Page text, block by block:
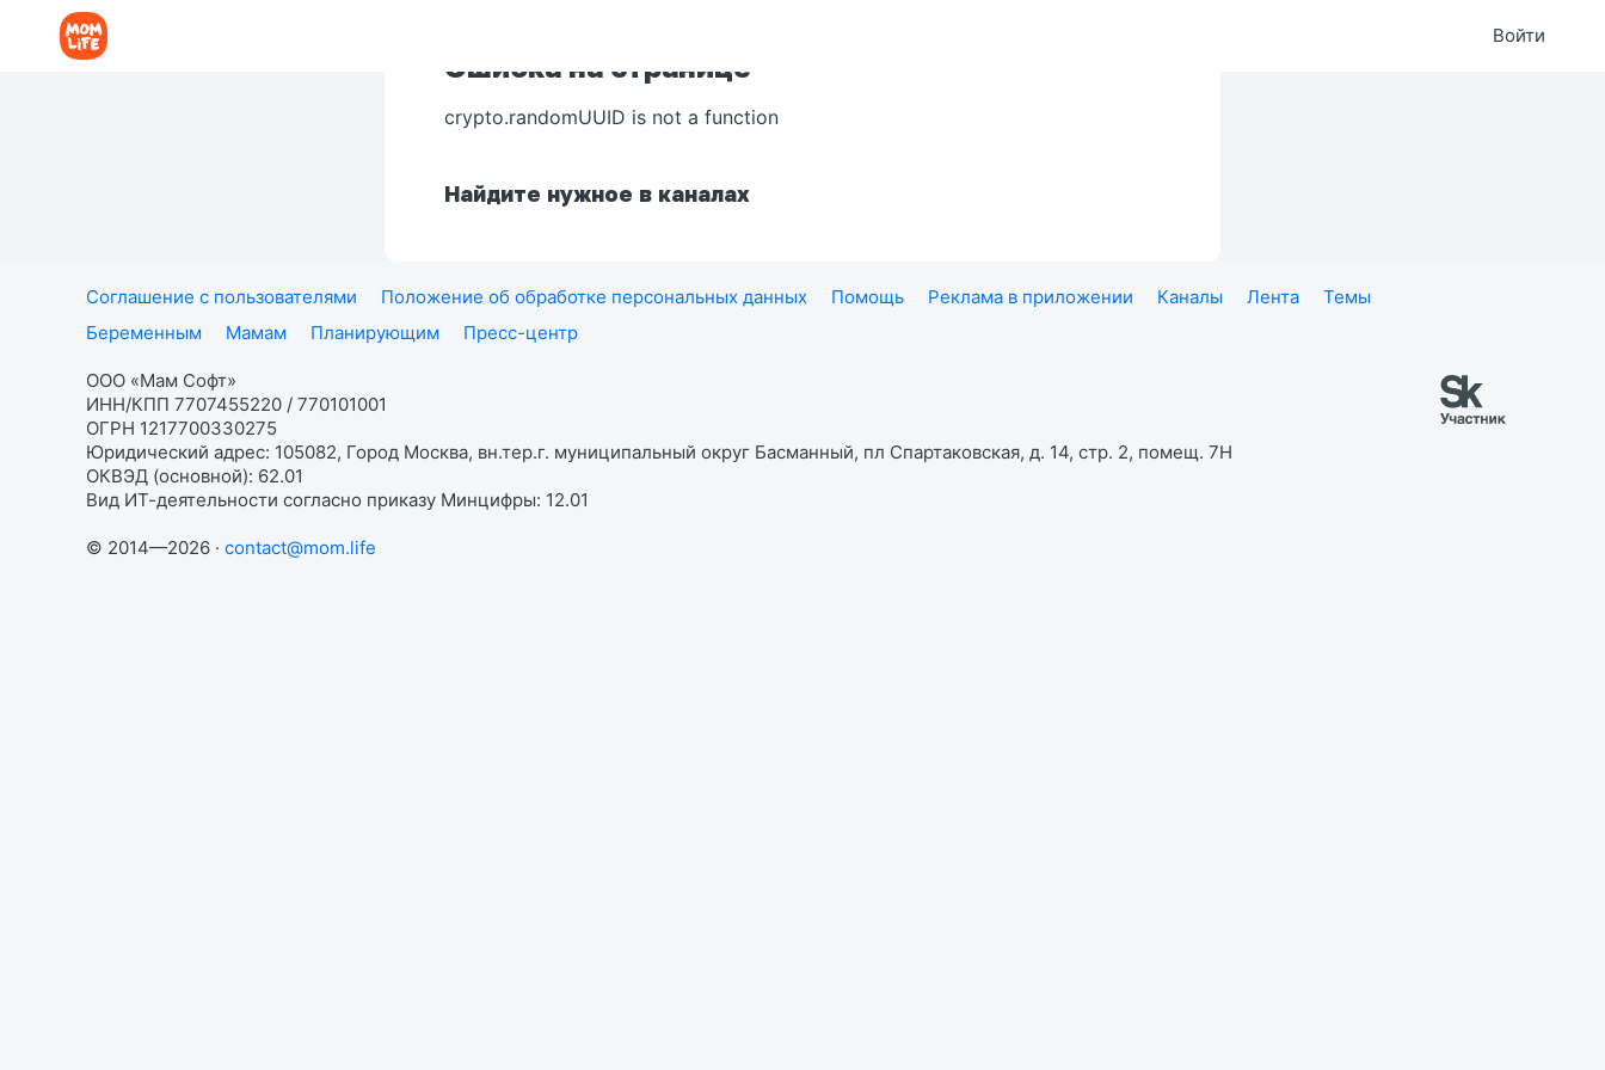
Войти
Ошибка на странице
crypto.randomUUID is not a function
Найдите нужное в каналах
Соглашение с пользователями Положение об обработке персональных данных Помощь Реклама в приложении Каналы Лента
Темы
Беременным
Мамам Планирующим Пресс-центр
ООО «Мам Софт»
ИНН/КПП 7707455220 / 770101001
ОГРН 1217700330275
Юридический адрес: 105082, Город Москва, вн.тер.г. муниципальный округ Басманный, пл Спартаковская, д. 14, стр. 2, помещ. 7Н
ОКВЭД (основной): 62.01
Вид ИТ-деятельности согласно приказу Минцифры: 12.01
© 2014—2026 · contact@mom.life